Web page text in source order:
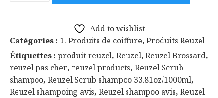
Reuzel
Shampooing
Exfoliant
33.81oz/1000ml
Add to wishlist
Catégories : 1. Produits de coiffure, Produits Reuzel
Étiquettes : produit reuzel, Reuzel, Reuzel Brossard,
reuzel pas cher, reuzel products, Reuzel Scrub
shampoo, Reuzel Scrub shampoo 33.81oz/1000ml,
Reuzel shampoing avis, Reuzel shampoo avis, Reuzel